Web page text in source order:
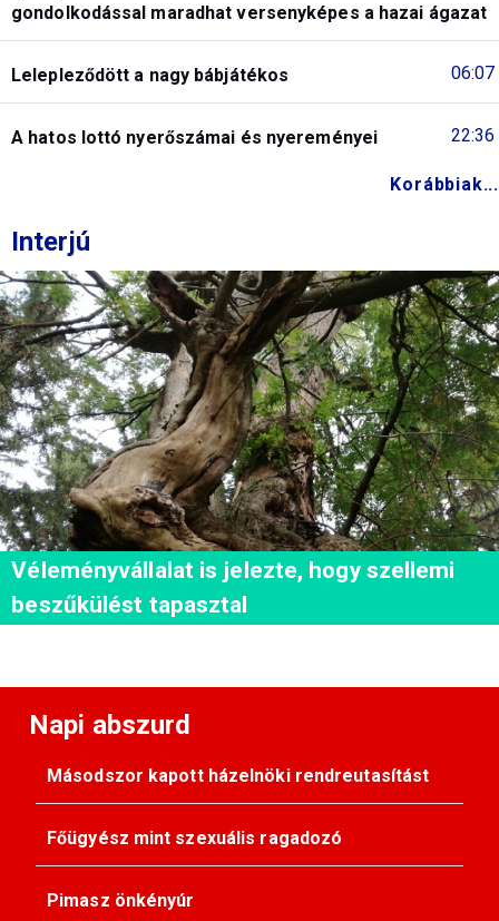
gondolkodással maradhat versenyképes a hazai ágazat
06:07
Lelepleződött a nagy bábjátékos
22:36
A hatos lottó nyerőszámai és nyereményei
Korábbiak...
Interjú
Véleményvállalat is jelezte, hogy szellemi
beszűkülést tapasztal
Napi abszurd
Másodszor kapott házelnöki rendreutasítást
Főügyész mint szexuális ragadozó
Pimasz önkényúr